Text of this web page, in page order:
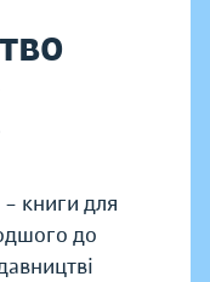
книги для
до